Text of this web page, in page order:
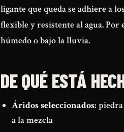
ligante que queda se adhiere a
flexible y resistente al agua. Por
húmedo o bajo la lluvia.
DE QUÉ ESTÁ
Áridos seleccionados:
a la mezcla